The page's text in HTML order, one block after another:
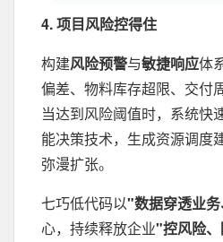
4. 项目风险控得住‌
构建风险预警与敏捷响应体
偏差、物料库存超限、交付
当达到风险阈值时，系统快
能决策技术，生成资源调度
弥漫扩张。‌
七巧低代码以"数据穿透业
心，持续释放企业"控风险